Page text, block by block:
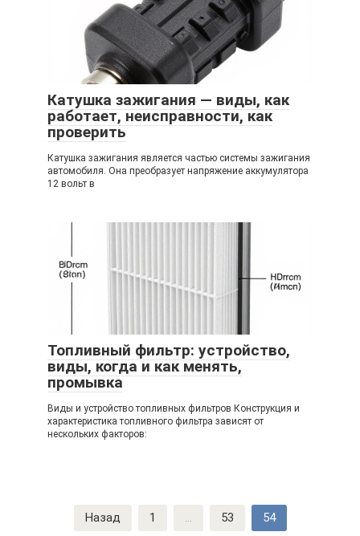
Катушка зажигания — виды, как
работает, неисправности, как
проверить
Катушка зажигания является частью системы зажигания
автомобиля. Она преобразует напряжение аккумулятора
12 вольт в
Топливный фильтр: устройство,
виды, когда и как менять,
промывка
Виды и устройство топливных фильтров Конструкция и
характеристика топливного фильтра зависят от
нескольких факторов:
Назад 1 ... 53 54